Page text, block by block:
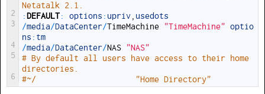
2
3
4
5
6
Netatalk 2.1.
: DEFAULT: options : upriv usedots
/media/DataCenter/TimeMachine "TimeMachine" optio
ns : tm
/media/DataCenter/NAS
"NAS"
# By default all users have access to their home
directories.
#~/                     "Home Directory"